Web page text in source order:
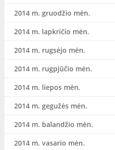
2014 m. gruodžio mėn.
2014 m. lapkričio mėn.
2014 m. rugsėjo mėn.
2014 m. rugpjūčio mėn.
2014 m. liepos mėn.
2014 m. gegužės mėn.
2014 m. balandžio mėn.
2014 m. vasario mėn.